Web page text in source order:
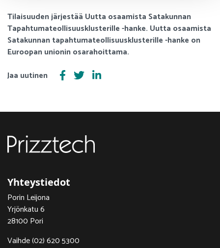
Tilaisuuden järjestää Uutta osaamista Satakunnan
Tapahtumateollisuusklusterille -hanke. Uutta osaamista
Satakunnan tapahtumateollisuusklusterille -hanke on
Euroopan unionin osarahoittama.
Jaa uutinen
Yhteystiedot
Porin Leijona
Yrjönkatu 6
28100 Pori
Vaihde (02) 620 5300